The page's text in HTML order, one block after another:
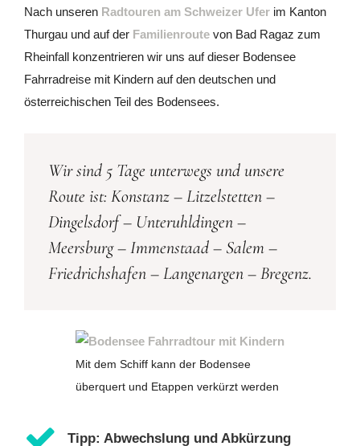
Nach unseren Radtouren am Schweizer Ufer im Kanton
Thurgau und auf der Familienroute von Bad Ragaz zum
Rheinfall konzentrieren wir uns auf dieser Bodensee
Fahrradreise mit Kindern auf den deutschen und
österreichischen Teil des Bodensees.
Wir sind 5 Tage unterwegs und unsere
Route ist: Konstanz – Litzelstetten –
Dingelsdorf – Unteruhldingen –
Meersburg – Immenstaad – Salem –
Friedrichshafen – Langenargen – Bregenz.
Mit dem Schiff kann der Bodensee
überquert und Etappen verkürzt werden
Tipp: Abwechslung und Abkürzung